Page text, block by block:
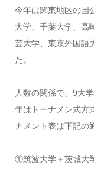
今年は関東地区の国
大学、千葉大学、高
芸大学、東京外国語
た。
人数の関係で、9大
年はトーナメン式方
ナメント表は下記の
①筑波大学＋茨城大